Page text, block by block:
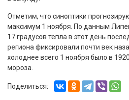
Отметим, что синоптики
максимум 1 ноября. По данным
17 градусов тепла в этот день
региона фиксировали почти век
холоднее всего 1 ноября было в
мороза.
Поделиться: